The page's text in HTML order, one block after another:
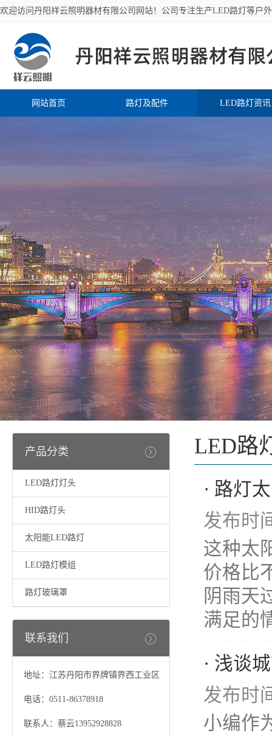
欢迎访问丹阳祥云照明器材有限公司网站！公司专注生产LED路灯等户
网站首页 路灯及配件 LED路灯资讯
产品分类
LED路灯灯头
HID路灯头
太阳能LED路灯
LED路灯模组
路灯玻璃罩
联系我们
地址：江苏丹阳市界牌镇界西工业区
电话：0511-86378918
联系人：蔡云13952928828
LED路
· 路灯
发布时
这种太
价格比
阴雨天
满足的
· 浅谈
发布时
小编作